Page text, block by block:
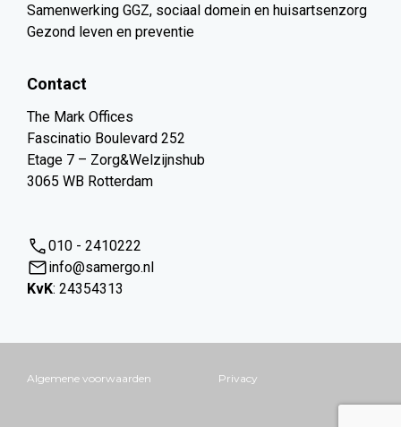
Samenwerking GGZ, sociaal domein en huisartsenzorg
Gezond leven en preventie
Contact
The Mark Offices
Fascinatio Boulevard 252
Etage 7 – Zorg&Welzijnshub
3065 WB Rotterdam
010 - 2410222
info@samergo.nl
KvK: 24354313
Algemene voorwaarden Privacy